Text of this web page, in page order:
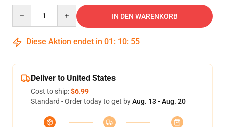
IN DEN WARENKORB
Diese Aktion endet in 01 : 10: 54
Deliver to United States
Cost to ship:$6.99
Standard - Order today to get byAug. 13 - Aug. 20